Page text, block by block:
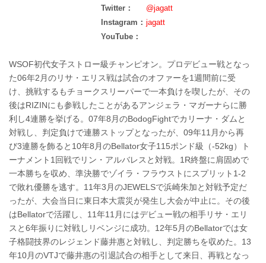
Twitter：
@jagatt
Instagram： jagatt
YouTube：
WSOF初代女子ストロー級チャンピオン。プロデビュー戦となっ
た06年2月のリサ・エリス戦は試合のオファーを1週間前に受
け、挑戦するもチョークスリーパーで一本負けを喫したが、その
後はRIZINにも参戦したことがあるアンジェラ・マガーナらに勝
利し4連勝を挙げる。07年8月のBodogFightでカリーナ・ダムと
対戦し、判定負けで連勝ストップとなったが、09年11月から再
び3連勝を飾ると10年8月のBellator女子115ポンド級（-52kg）ト
ーナメント1回戦でリン・アルバレスと対戦。1R終盤に肩固めで
一本勝ちを収め、準決勝でゾイラ・フラウストにスプリット1-2
で敗れ優勝を逃す。11年3月のJEWELSで浜崎朱加と対戦予定だ
ったが、大会当日に東日本大震災が発生し大会が中止に。その後
はBellatorで活躍し、11年11月にはデビュー戦の相手リサ・エリ
スと6年振りに対戦しリベンジに成功。12年5月のBellatorでは女
子格闘技界のレジェンド藤井惠と対戦し、判定勝ちを収めた。13
年10月のVTJで藤井惠の引退試合の相手として来日、再戦となっ